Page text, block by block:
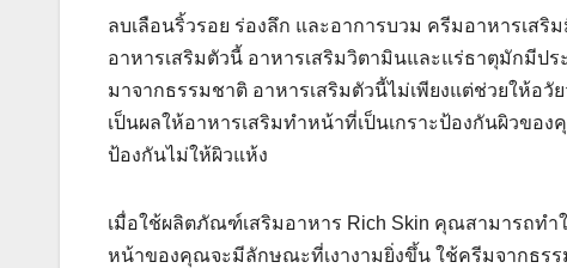
ลบเลือนริ้วรอย ร่องลึก และอาการบวม ครีมอาหารเ
อาหารเสริมตัวนี้ อาหารเสริมวิตามินและแร่ธาตุมักมีป
มาจากธรรมชาติ อาหารเสริมตัวนี้ไม่เพียงแต่ช่วยให้อ
เป็นผลให้อาหารเสริมทำหน้าที่เป็นเกราะป้องกันผิวข
ป้องกันไม่ให้ผิวแห้ง
เมื่อใช้ผลิตภัณฑ์เสริมอาหาร Rich Skin คุณสามารถท
หน้าของคุณจะมีลักษณะที่เงางามยิ่งขึ้น ใช้ครีมจากธร